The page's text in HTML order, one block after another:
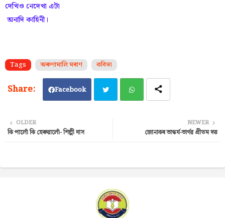
দেখিও নেদেখা এটা
অনাদি কাহিনী।
Tags অৰুণামালি মৰাণ কবিতা
Facebook
NEWER
জোনাকৰ ভাস্কর্য-ভাৰ্গৱ প্ৰীতম দত্ত
OLDER
কি পালোঁ কি হেৰুৱালোঁ- শিল্পী দাস